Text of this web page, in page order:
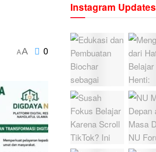
AA 0
Instagram Updates